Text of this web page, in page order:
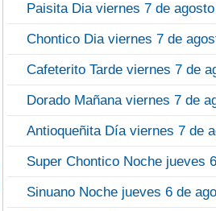
Paisita Dia viernes 7 de
Chontico Dia viernes 7 de
Cafeterito Tarde viernes 7 de
Dorado Mañana viernes 7 de
Antioqueñita Día viernes 7 de
Super Chontico Noche jueves
Sinuano Noche jueves 6 de